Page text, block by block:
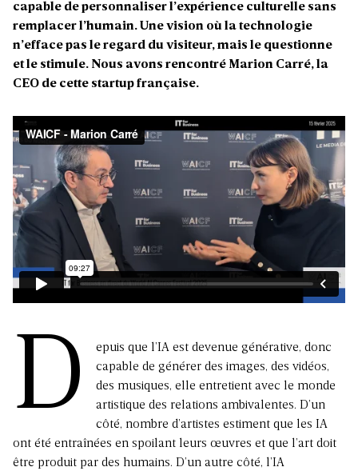
capable de personnaliser l’expérience culturelle sans
remplacer l’humain. Une vision où la technologie
n’efface pas le regard du visiteur, mais le questionne
et le stimule. Nous avons rencontré Marion Carré, la
CEO de cette startup française.
D
epuis que l’IA est devenue générative, donc
capable de générer des images, des vidéos,
des musiques, elle entretient avec le monde
artistique des relations ambivalentes. D’un
côté, nombre d’artistes estiment que les IA
ont été entraînées en spoilant leurs œuvres et que l’art doit
être produit par des humains. D’un autre côté, l’IA